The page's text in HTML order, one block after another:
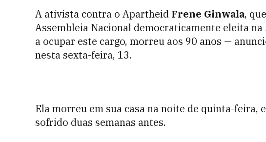
A ativista contra o Apartheid Frene Ginwala,
Assembleia Nacional democraticamente eleita
a ocupar este cargo, morreu aos 90 anos —
nesta sexta-feira, 13.
Ela morreu em sua casa na noite de quinta-feira,
sofrido duas semanas antes.